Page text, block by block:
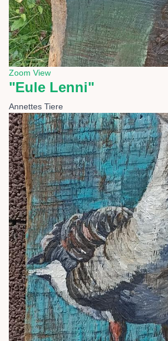
Zoom View
"Eule Lenni"
Annettes Tiere